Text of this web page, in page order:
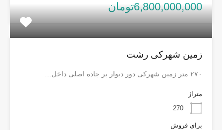
6,800,000,000تومان
زمین شهرکی رشت
۲۷۰ متر زمین شهرکی دور دیوار بر جاده اصلی داخل…
متراژ
270
برای فروش